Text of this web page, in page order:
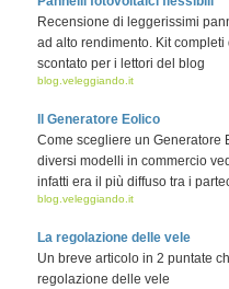
Recensione di leggerissimi
ad alto rendimento. Kit
scontato per i lettori del blog
blog.veleggiando.it
Il Generatore Eolico
Come scegliere un Generatore
diversi modelli in commercio
infatti era il più diffuso tra i
blog.veleggiando.it
La regolazione delle vele
Un breve articolo in 2 puntate
regolazione delle vele